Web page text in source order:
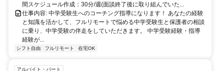
間スケジュール作成：30分/週(面談終了後に取り組んでいた...
仕事内容: 中学受験生へのコーチング指導になります！ あなたの経験
と知識を活かして、フルリモートで悩める中学受験生と保護者の相談
に乗り、中学受験の伴走をしていただきます。 中学受験経験・指導
経験が...
シフト自由 フルリモート 在宅OK
アルバイト・パート